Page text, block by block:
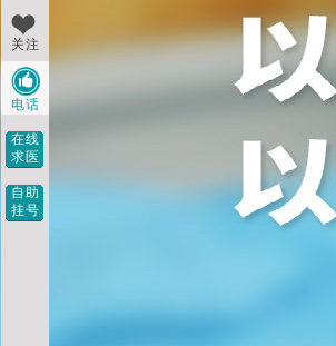
关注
电话
在线
求医
自助
挂号